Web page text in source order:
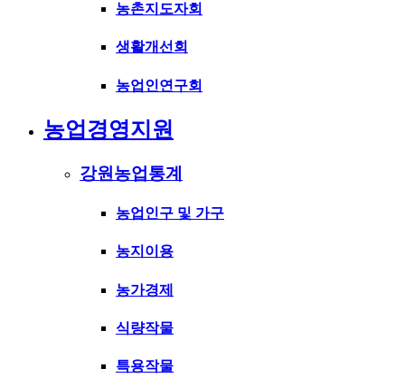
농촌지도자회
생활개선회
농업인연구회
농업경영지원
강원농업통계
농업인구 및 가구
농지이용
농가경제
식량작물
특용작물